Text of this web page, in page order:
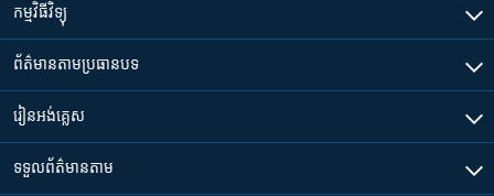
កម្មវិធី​វិទ្យុ
ព័ត៌មាន​តាមប្រធានបទ​
រៀន​​អង់គ្លេស
ទទួល​ព័ត៌មាន​តាម